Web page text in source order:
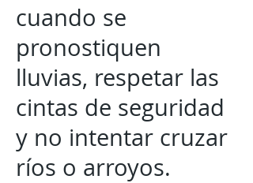
cuando se
pronostiquen
lluvias, respetar las
cintas de seguridad
y no intentar cruzar
ríos o arroyos.